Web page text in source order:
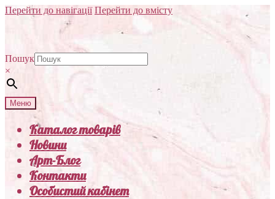
Перейти до навігації Перейти до вмісту
Пошук
×
Меню
Каталог товарів
Новини
Арт-Блог
Контакти
Особистий кабінет